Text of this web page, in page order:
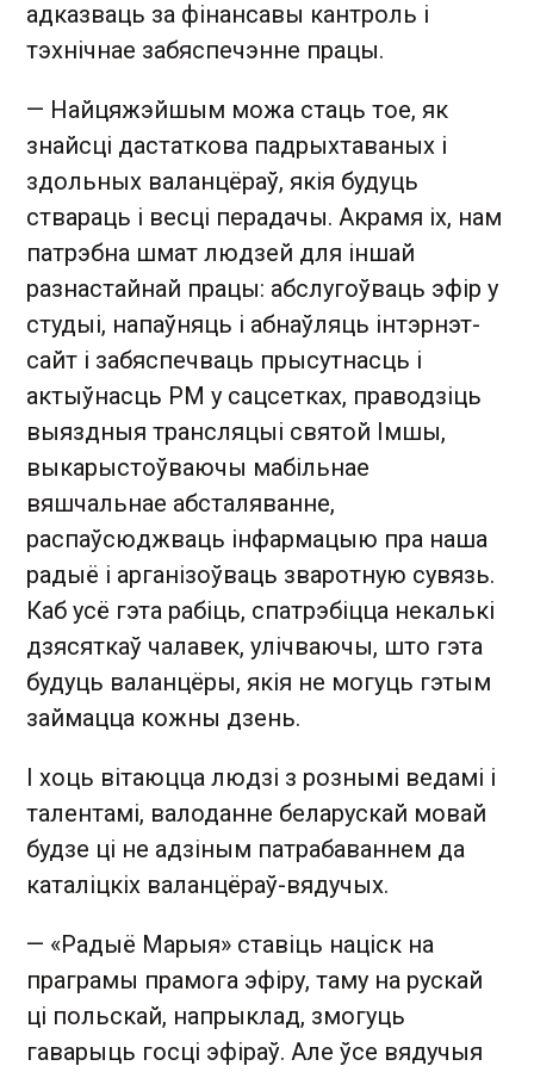
адказваць за фінансавы кантроль і
тэхнічнае забяспечэнне працы.
— Найцяжэйшым можа стаць тое, як
знайсці дастаткова падрыхтаваных і
здольных валанцёраў, якія будуць
ствараць і весці перадачы. Акрамя іх, нам
патрэбна шмат людзей для іншай
разнастайнай працы: абслугоўваць эфір у
студыі, напаўняць і абнаўляць інтэрнэт­-
сайт і забяспечваць прысутнасць і
актыўнасць РМ у сацсетках, праводзіць
выяздныя трансляцыі святой Імшы,
выкарыстоўваючы мабільнае
вяшчальнае абсталяванне,
распаўсюджваць інфармацыю пра наша
радыё і арганізоўваць зваротную сувязь.
Каб усё гэта рабіць, спатрэбіцца некалькі
дзясяткаў чалавек, улічваючы, што гэта
будуць валанцёры, якія не могуць гэтым
займацца кожны дзень.
І хоць вітаюцца людзі з рознымі ведамі і
талентамі, валоданне беларускай мовай
будзе ці не адзіным патрабаваннем да
каталіцкіх валанцёраў­-вядучых.
— «Радыё Марыя» ставіць націск на
праграмы прамога эфіру, таму на рускай
ці польскай, напрыклад, змогуць
гаварыць госці эфіраў. Але ўсе вядучыя